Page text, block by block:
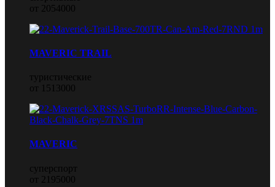
от 2054000
MAVERIC TRAIL
туристические
от 1513000
MAVERIC
суперспорт
от 2195000